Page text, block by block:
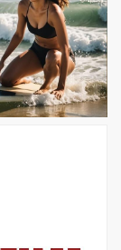
プロデュー
のはじまり
グ、そして
こだわりな
した。 （※こ